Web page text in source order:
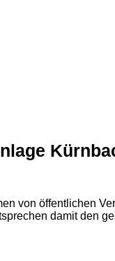
von öffentlichen
damit den